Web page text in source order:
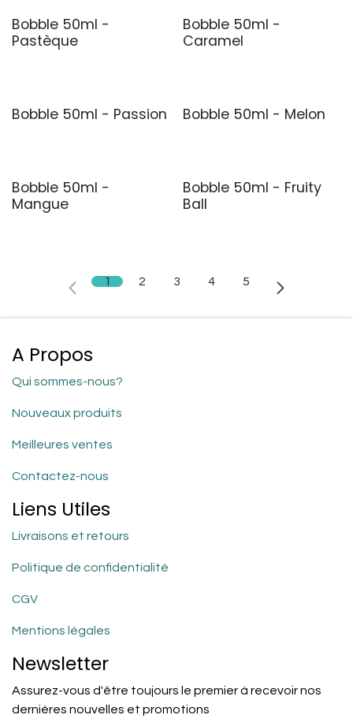
Bobble 50ml -
Pastèque
Bobble 50ml -
Caramel
Bobble 50ml - Passion Bobble 50ml - Melon
Bobble 50ml -
Mangue
Bobble 50ml - Fruity
Ball
1 2 3 4 5
A Propos
Qui sommes-nous?
Nouveaux produits
Meilleures ventes
Contactez-nous
Liens Utiles
Livraisons et retours
Politique de confidentialité
CGV
Mentions légales
Newsletter
Assurez-vous d'être toujours le premier à recevoir nos
dernières nouvelles et promotions